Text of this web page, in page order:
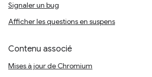
Signaler un bug
Afficher les questions en suspens
Contenu associé
Mises à jour de Chromium